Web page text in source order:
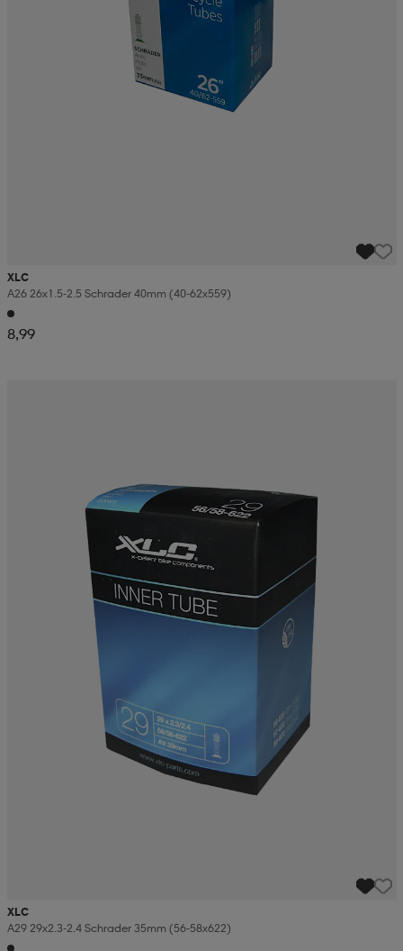
XLC
A26 26x1.5-2.5 Schrader 40mm (40-62x559)
8,99
XLC
A29 29x2.3-2.4 Schrader 35mm (56-58x622)